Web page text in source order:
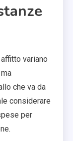
variano
che va da
considerare
per